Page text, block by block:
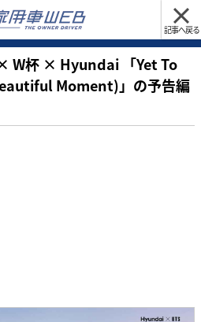
記事へ戻る
W杯 × Hyundai 「Yet To
Moment)」の予告編